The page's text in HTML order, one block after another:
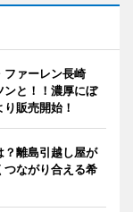
ファーレン長崎
と！！濃厚にぼ
販売開始！
？離島引越し屋が
つながり合える希